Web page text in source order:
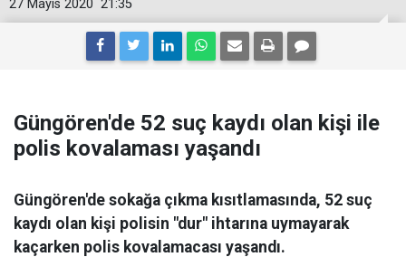
21:35
27 Mayıs 2020
Güngören'de 52 suç kaydı olan kişi ile
polis kovalaması yaşandı
Güngören'de sokağa çıkma kısıtlamasında, 52 suç
kaydı olan kişi polisin "dur" ihtarına uymayarak
kaçarken polis kovalamacası yaşandı.